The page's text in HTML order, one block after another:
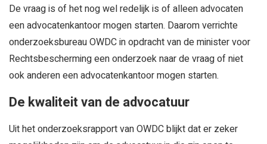
De vraag is of het nog wel redelijk is of alleen advocaten
een advocatenkantoor mogen starten. Daarom verrichte
onderzoeksbureau OWDC in opdracht van de minister voor
Rechtsbescherming een onderzoek naar de vraag of niet
ook anderen een advocatenkantoor mogen starten.
De kwaliteit van de advocatuur
Uit het onderzoeksrapport van OWDC blijkt dat er zeker